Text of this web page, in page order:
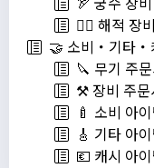
🏴‍☠️ 해적 장
🤝 소비・기타・
🔪 무기 주
⚒️ 장비 주문
🍼 소비 아
🎸 기타 아
💶 캐시 아